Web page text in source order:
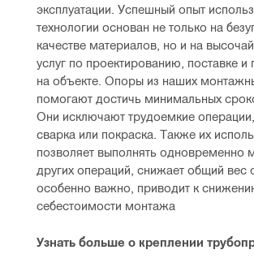
эксплуатации. Успешный опыт
технологии основан не только на
качестве материалов, но и на
услуг по проектированию, поставке
на объекте. Опоры из наших
помогают достичь минимальных
Они исключают трудоемкие операции,
сварка или покраска. Также их
позволяет выполнять одновременно
других операций, снижает общий вес
особенно важно, приводит к
себестоимости монтажа
Узнать больше о креплении